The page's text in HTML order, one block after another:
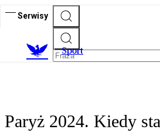
Serwisy
Sport
Paryż 2024. Kiedy